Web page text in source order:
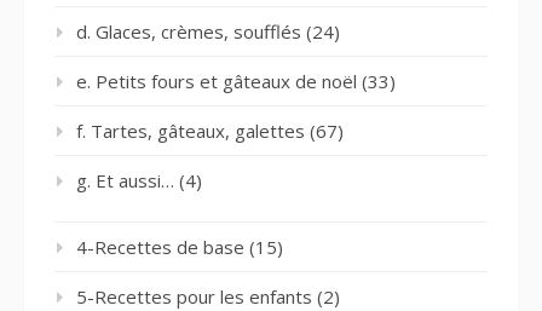
d. Glaces, crèmes, soufflés (24)
e. Petits fours et gâteaux de noël (33)
f. Tartes, gâteaux, galettes (67)
g. Et aussi… (4)
4-Recettes de base (15)
5-Recettes pour les enfants (2)